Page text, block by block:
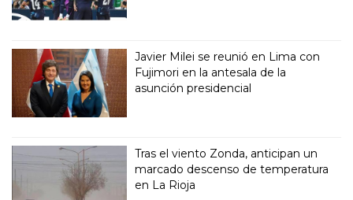
Javier Milei se reunió en Lima con
Fujimori en la antesala de la
asunción presidencial
Tras el viento Zonda, anticipan un
marcado descenso de temperatura
en La Rioja